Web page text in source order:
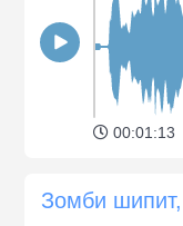
00:01:13
Зомби